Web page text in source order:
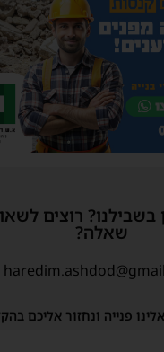
בשבילנו? רוצים
שאלה?
פנייה ונחזור אליכם